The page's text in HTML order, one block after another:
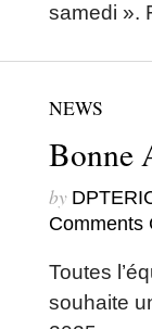
samedi ».
NEWS
Bonne
by
Comments
Toutes
souhaite